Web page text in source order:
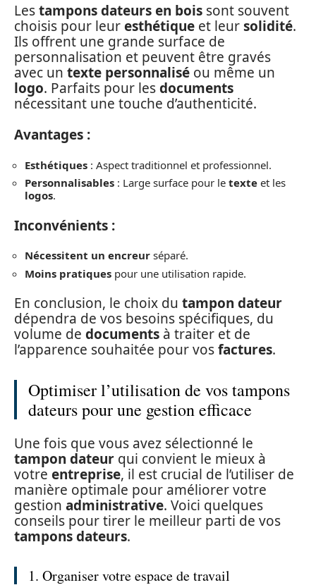
Lestampons dateurs en bois sont souvent
choisis pour leuresthétique et leursolidité.
Ils offrent une grande surface de
personnalisation et peuvent être gravés
avec un texte personnalisé ou même un
logo. Parfaits pour lesdocuments
nécessitant une touche d’authenticité.
Avantages :
Esthétiques : Aspect traditionnel et professionnel.
Personnalisables : Large surface pour le texte et les
logos.
Inconvénients :
Nécessitent un encreur séparé.
Moins pratiques pour une utilisation rapide.
En conclusion, le choix du tampon dateur
dépendra de vos besoins spécifiques, du
volume de documents à traiter et de
l’apparence souhaitée pour vosfactures.
Optimiser l’utilisation de vos tampons
dateurs pour une gestion efficace
Une fois que vous avez sélectionné le
tampon dateur qui convient le mieux à
votre entreprise, il est crucial de l’utiliser de
manière optimale pour améliorer votre
gestion administrative. Voici quelques
conseils pour tirer le meilleur parti de vos
tampons dateurs.
1. Organiser votre espace de travail